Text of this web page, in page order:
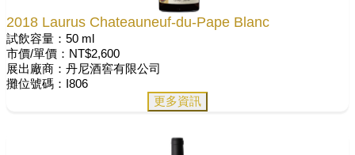
2018 Laurus Chateauneuf-du-Pape Blanc
試飲容量：50 ml
市價/單價：NT$2,600
展出廠商：丹尼酒窖有限公司
攤位號碼：I806
更多資訊